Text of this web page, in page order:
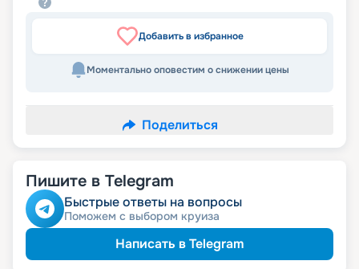
Добавить в избранное
Моментально оповестим о снижении цены
Поделиться
Пишите в Telegram
Быстрые ответы на вопросы
Поможем с выбором круиза
Написать в Telegram